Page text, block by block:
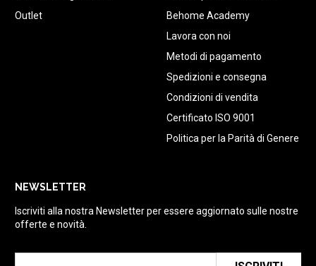
Outlet
Behome Academy
Lavora con noi
Metodi di pagamento
Spedizioni e consegna
Condizioni di vendita
Certificato ISO 9001
Politica per la Parità di Genere
NEWSLETTER
Iscriviti alla nostra Newsletter per essere aggiornato sulle nostre
offerte e novità.